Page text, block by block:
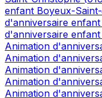
enfant Boyeux-
d'anniversaire enfant
d'anniversaire enfant
Animation
Animation
Animation
Animation
Animation